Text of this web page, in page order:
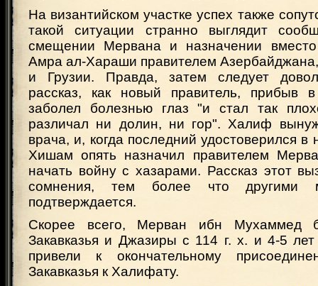
На византийском участке успех также
такой ситуации странно выглядит
смещении Мервана и назначении
Амра ал-Хараши правителем
и Грузии. Правда, затем следует
рассказ, как новый правитель, прибыв
заболел болезнью глаз "и стал так
различал ни долин, ни гор". Халиф
врача, и, когда последний удостоверился
Хишам опять назначил правителем
начать войну с хазарами. Рассказ этот
сомнения, тем более что другими
подтверждается.
Скорее всего, Мерван ибн Мухаммед
Закавказья и Джазиры с 114 г. х. и 4-5 лет
привели к окончательному
Закавказья к Халифату.